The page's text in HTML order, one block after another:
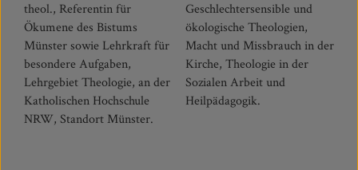
theol., Referentin für
Ökumene des Bistums
Münster sowie Lehrkraft für
besondere Aufgaben,
Lehrgebiet Theologie, an der
Katholischen Hochschule
NRW, Standort Münster.
Geschlechtersensible und
ökologische Theologien,
Macht und Missbrauch in der
Kirche, Theologie in der
Sozialen Arbeit und
Heilpädagogik.